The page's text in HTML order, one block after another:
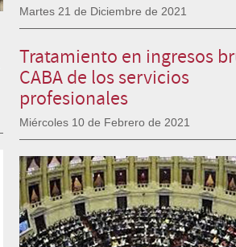
Martes 21 de Diciembre de 2021
Tratamiento en ingresos
CABA de los servicios
profesionales
Miércoles 10 de Febrero de 2021